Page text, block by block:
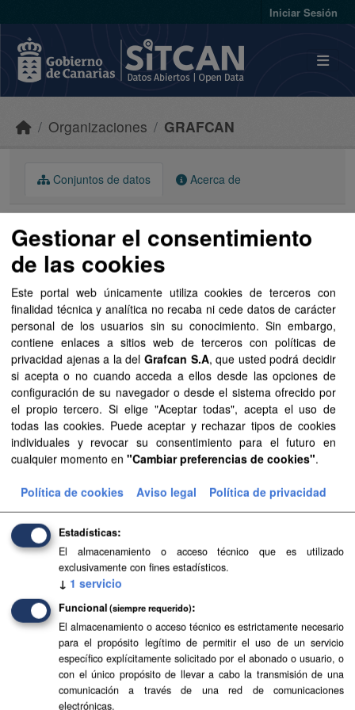
Iniciar Sesión
Organizaciones GRAFCAN
Conjuntos de datos Acerca de
Ordenar por
1 conjunto de datos encontrado
Licencias: Aviso Legal del SITCAN
Grupos:
Sector público
Formatos:
GeoJSON
Filtrar Resultados
Islas y municipios
límites reflejados carecen de carácter oficial.
SHP GeoJSON SVG
Gestionar el consentimiento
de las cookies
Este portal web únicamente utiliza cookies de terceros con
finalidad técnica y analítica no recaba ni cede datos de carácter
personal de los usuarios sin su conocimiento. Sin embargo,
contiene enlaces a sitios web de terceros con políticas de
privacidad ajenas a la del Grafcan S.A, que usted podrá decidir
si acepta o no cuando acceda a ellos desde las opciones de
configuración de su navegador o desde el sistema ofrecido por
el propio tercero. Si elige "Aceptar todas", acepta el uso de
todas las cookies. Puede aceptar y rechazar tipos de cookies
individuales y revocar su consentimiento para el futuro en
cualquier momento en "Cambiar preferencias de cookies".
Política de cookies Aviso legal Política de privacidad
Estadísticas
El almacenamiento o acceso técnico que es utilizado
exclusivamente con fines estadísticos.
↓ 1 servicio
Funcional (siempre requerido)
El almacenamiento o acceso técnico es estrictamente necesario
para el propósito legítimo de permitir el uso de un servicio
específico explícitamente solicitado por el abonado o usuario, o
con el único propósito de llevar a cabo la transmisión de una
comunicación a través de una red de comunicaciones
electrónicas.